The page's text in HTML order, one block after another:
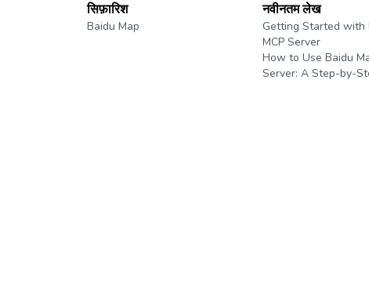
सिफ़ारिश
Baidu Map
नवीनतम लेख
Getting Started with
MCP Server
How to Use Baidu
Server: A Step-by-